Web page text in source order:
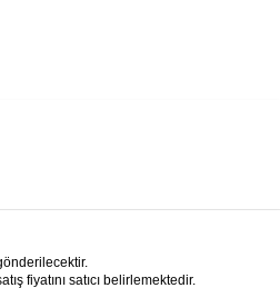
fiyatını satıcı belirlemektedir.